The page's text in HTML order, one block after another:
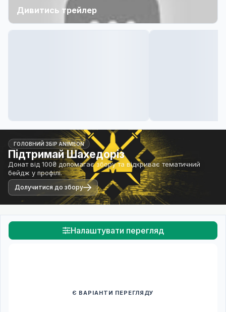
Дивитись трейлер
ГОЛОВНИЙ ЗБІР ANIMEON
Підтримай Шахедоріз
Донат від 100₴ допомагає збору та відкриває тематичний
бейдж у профілі.
Долучитися до збору
Налаштувати перегляд
Є ВАРІАНТИ ПЕРЕГЛЯДУ